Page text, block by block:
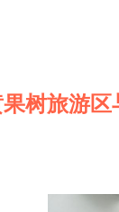
树旅游